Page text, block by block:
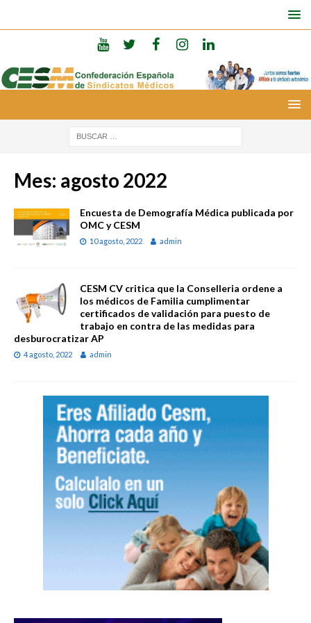
Mes: agosto 2022
Encuesta de Demografía Médica publicada por
OMC y CESM
10 agosto, 2022 admin
CESM CV critica que la Conselleria ordene a
los médicos de Familia cumplimentar
certificados de validación para puesto de
trabajo en contra de las medidas para
desburocratizar AP
4 agosto, 2022 admin